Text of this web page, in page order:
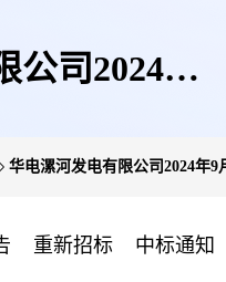
司2024年9
华电漯河发电有限公司2024年
重新招标 中标通知